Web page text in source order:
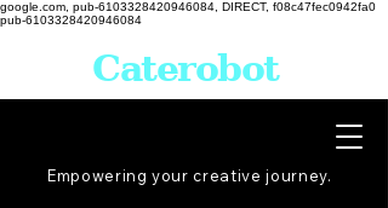
google.com, pub-6103328420946084, DIRECT, f08c47fec0942fa0
pub-6103328420946084
Empowering your creative journey.
Caterobot